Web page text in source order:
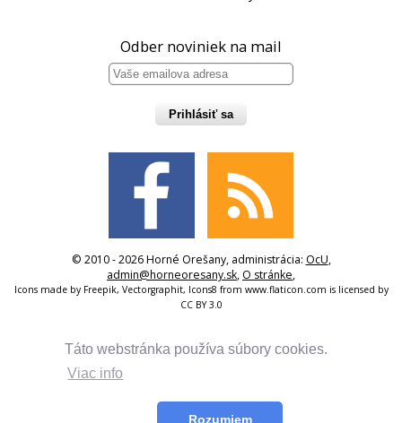
Táto webstránka používa súbory cookies.
Viac info
Rozumiem
Odber noviniek na mail
Prihlásiť sa
© 2010 - 2026 Horné Orešany, administrácia: OcU,
admin@horneoresany.sk, O stránke,
Icons made by Freepik, Vectorgraphit, Icons8 from www.flaticon.com is licensed by
CC BY 3.0